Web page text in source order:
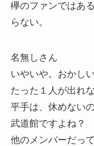
欅のファンではあ
らない。
名無しさん
いやいや。おかし
たった１人が出れ
平手は、休めない
武道館ですよね？
他のメンバーだっ